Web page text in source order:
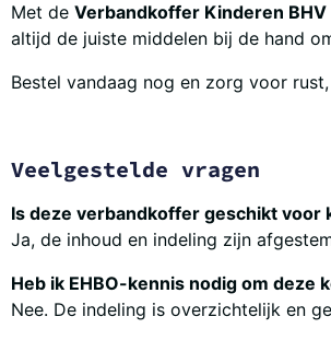
Met de Verbandkoffer Kinderen BHV
altijd de juiste middelen bij de hand
Bestel vandaag nog en zorg voor
Veelgestelde vragen
Is deze verbandkoffer geschikt voor
Ja, de inhoud en indeling zijn
Heb ik EHBO-kennis nodig om deze
Nee. De indeling is overzichtelijk en